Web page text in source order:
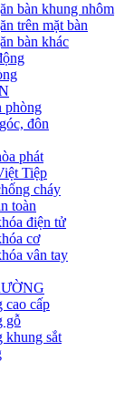
bàn khung nhôm
trên mặt bàn
bàn khác
phòng
đôn
phát
Tiệp
cháy
toàn
điện tử
cơ
vân tay
cao cấp
gỗ
khung sắt